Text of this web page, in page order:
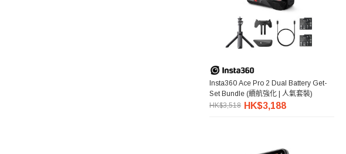
Insta360 Ace Pro 2 Dual Battery Get-
Set Bundle (續航強化 | 人氣套裝)
HK$3,518 HK$3,188